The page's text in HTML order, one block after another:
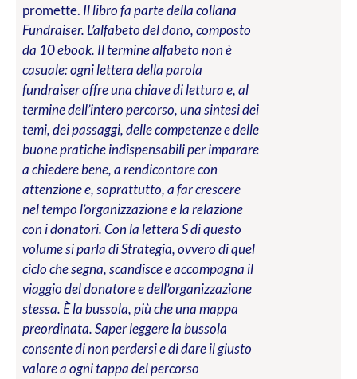
promette. Il libro fa parte della collana
Fundraiser. L’alfabeto del dono, composto
da 10 ebook. Il termine alfabeto non è
casuale: ogni lettera della parola
fundraiser offre una chiave di lettura e, al
termine dell’intero percorso, una sintesi dei
temi, dei passaggi, delle competenze e delle
buone pratiche indispensabili per imparare
a chiedere bene, a rendicontare con
attenzione e, soprattutto, a far crescere
nel tempo l’organizzazione e la relazione
con i donatori. Con la lettera S di questo
volume si parla di Strategia, ovvero di quel
ciclo che segna, scandisce e accompagna il
viaggio del donatore e dell’organizzazione
stessa. È la bussola, più che una mappa
preordinata. Saper leggere la bussola
consente di non perdersi e di dare il giusto
valore a ogni tappa del percorso